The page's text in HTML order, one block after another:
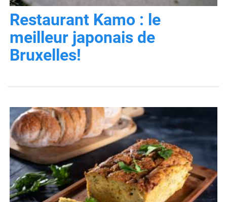
Restaurant Kamo : le
meilleur japonais de
Bruxelles!